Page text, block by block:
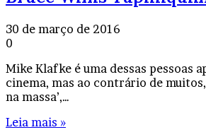
30 de março de 2016
0
Mike Klafke é uma dessas pessoas
cinema, mas ao contrário de
na massa’,…
Leia mais »